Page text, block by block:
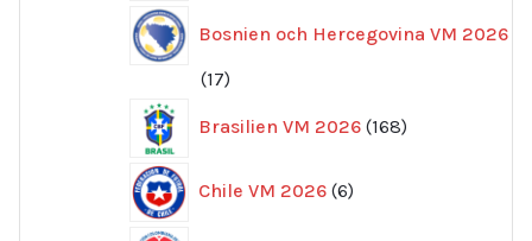
Bosnien och Hercegovina VM 2026
1717
Brasilien VM 2026 168
produkter
Chile VM 2026 6
produkter